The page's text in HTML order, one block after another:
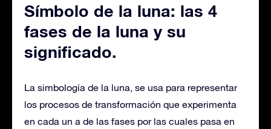
Símbolo de la luna: las 4
fases de la luna y su
significado.
La simbología de la luna, se usa para representar
los procesos de transformación que experimenta
en cada un a de las fases por las cuales pasa en